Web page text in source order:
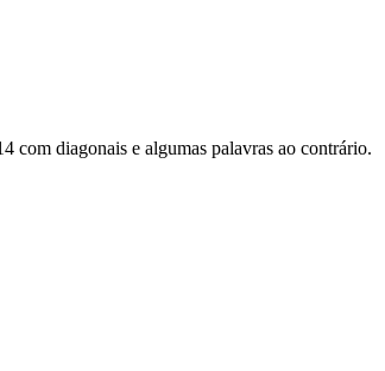
com diagonais e algumas palavras ao contrário.